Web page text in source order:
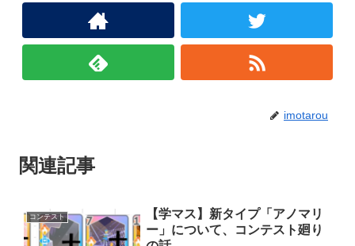
imotarou
関連記事
コンテスト
【学マス】新タイプ「アノマリ
ー」について、コンテスト廻り